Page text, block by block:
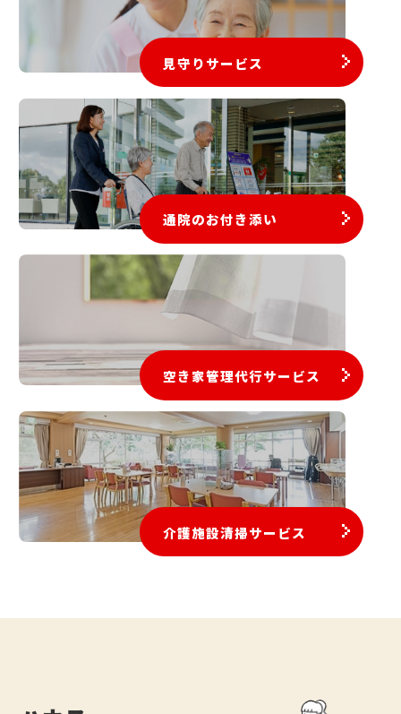
見守りサービス
通院のお付き添い
空き家管理代行サービス
介護施設清掃サービス